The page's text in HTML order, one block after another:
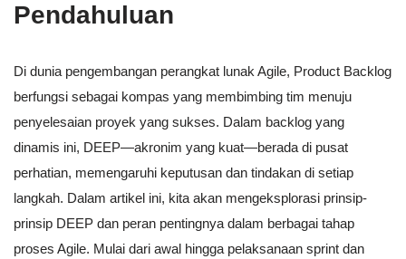
Pendahuluan
Di dunia pengembangan perangkat lunak Agile, Product Backlog
berfungsi sebagai kompas yang membimbing tim menuju
penyelesaian proyek yang sukses. Dalam backlog yang
dinamis ini, DEEP—akronim yang kuat—berada di pusat
perhatian, memengaruhi keputusan dan tindakan di setiap
langkah. Dalam artikel ini, kita akan mengeksplorasi prinsip-
prinsip DEEP dan peran pentingnya dalam berbagai tahap
proses Agile. Mulai dari awal hingga pelaksanaan sprint dan